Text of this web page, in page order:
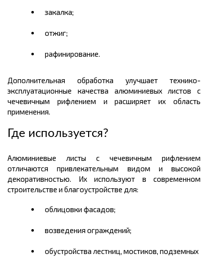
закалка;
отжиг;
рафинирование.
Дополнительная обработка улучшает технико-
эксплуатационные качества алюминиевых листов с
чечевичным рифлением и расширяет их область
применения.
Где используется?
Алюминиевые листы с чечевичным рифлением
отличаются привлекательным видом и высокой
декоративностью. Их используют в современном
строительстве и благоустройстве для:
облицовки фасадов;
возведения ограждений;
обустройства лестниц, мостиков, подземных